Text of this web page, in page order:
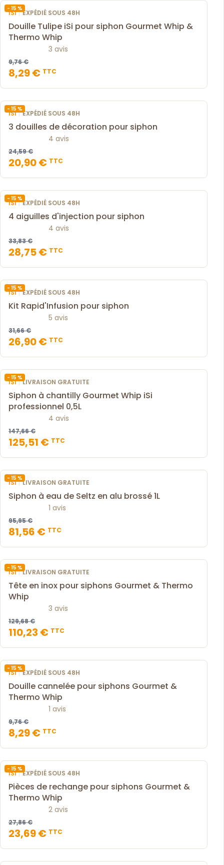
- 15 %
ISI| EXPÉDIÉ SOUS 48H
Douille Tulipe iSi pour siphon Gourmet Whip &
Thermo Whip
3 avis
9,76 €
8,29 € TTC
- 15 %
ISI| EXPÉDIÉ SOUS 48H
3 douilles de décoration pour siphon
4 avis
24,59 €
20,90 € TTC
- 15 %
ISI| EXPÉDIÉ SOUS 48H
4 aiguilles d'injection pour siphon
4 avis
33,83 €
28,75 € TTC
- 15 %
ISI| EXPÉDIÉ SOUS 48H
Kit Rapid'Infusion pour siphon
5 avis
31,66 €
26,90 € TTC
- 15 %
ISI| LIVRAISON GRATUITE
Siphon à chantilly Gourmet Whip iSi
professionnel 0,5L
4 avis
147,66 €
125,51 € TTC
- 15 %
ISI| LIVRAISON GRATUITE
Siphon à eau de Seltz en alu brossé 1L
1 avis
95,95 €
81,56 € TTC
- 15 %
ISI| LIVRAISON GRATUITE
Tête en inox pour siphons Gourmet & Thermo
Whip
3 avis
129,68 €
110,23 € TTC
- 15 %
ISI| EXPÉDIÉ SOUS 48H
Douille cannelée pour siphons Gourmet &
Thermo Whip
1 avis
9,76 €
8,29 € TTC
- 15 %
ISI| EXPÉDIÉ SOUS 48H
Pièces de rechange pour siphons Gourmet &
Thermo Whip
2 avis
27,86 €
23,69 € TTC